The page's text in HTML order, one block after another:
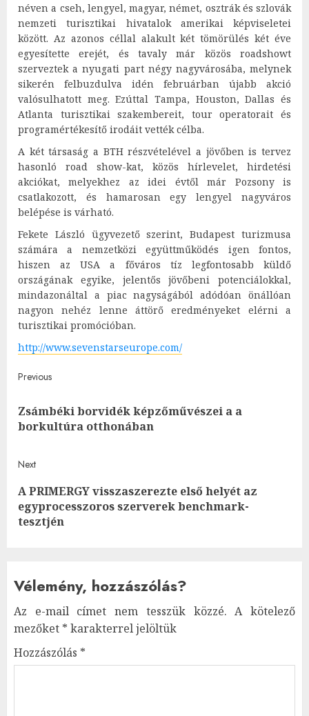
néven a cseh, lengyel, magyar, német, osztrák és szlovák
nemzeti turisztikai hivatalok amerikai képviseletei
között. Az azonos céllal alakult két tömörülés két éve
egyesítette erejét, és tavaly már közös roadshowt
szerveztek a nyugati part négy nagyvárosába, melynek
sikerén felbuzdulva idén februárban újabb akció
valósulhatott meg. Ezúttal Tampa, Houston, Dallas és
Atlanta turisztikai szakembereit, tour operatorait és
programértékesítő irodáit vették célba.
A két társaság a BTH részvételével a jövőben is tervez
hasonló road show-kat, közös hírlevelet, hirdetési
akciókat, melyekhez az idei évtől már Pozsony is
csatlakozott, és hamarosan egy lengyel nagyváros
belépése is várható.
Fekete László ügyvezető szerint, Budapest turizmusa
számára a nemzetközi együttműködés igen fontos,
hiszen az USA a főváros tíz legfontosabb küldő
országának egyike, jelentős jövőbeni potenciálokkal,
mindazonáltal a piac nagyságából adódóan önállóan
nagyon nehéz lenne áttörő eredményeket elérni a
turisztikai promócióban.
http://www.sevenstarseurope.com/
Post
navigation
Previous
Zsámbéki borvidék képzőművészei a a
borkultúra otthonában
Next
Next
post:
A PRIMERGY visszaszerezte első helyét az
egyprocesszoros szerverek benchmark-
tesztjén
Vélemény, hozzászólás?
Az e-mail címet nem tesszük közzé. A kötelező
mezőket * karakterrel jelöltük
Hozzászólás *